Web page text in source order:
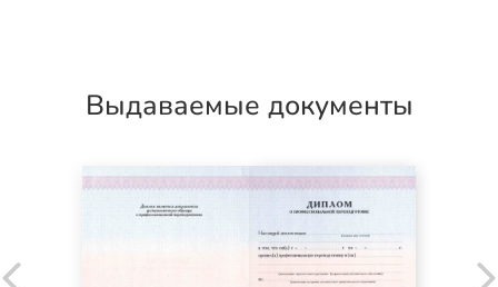
Выдаваемые документы